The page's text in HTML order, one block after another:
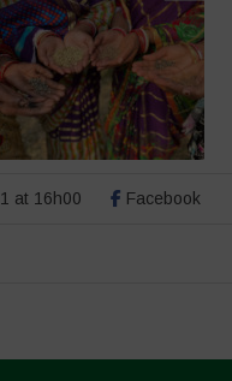
at 16h00 Facebook